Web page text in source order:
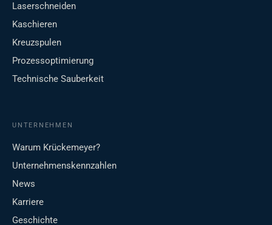
Laserschneiden
Kaschieren
Kreuzspulen
Prozessoptimierung
Technische Sauberkeit
UNTERNEHMEN
Warum Krückemeyer?
Unternehmenskennzahlen
News
Karriere
Geschichte